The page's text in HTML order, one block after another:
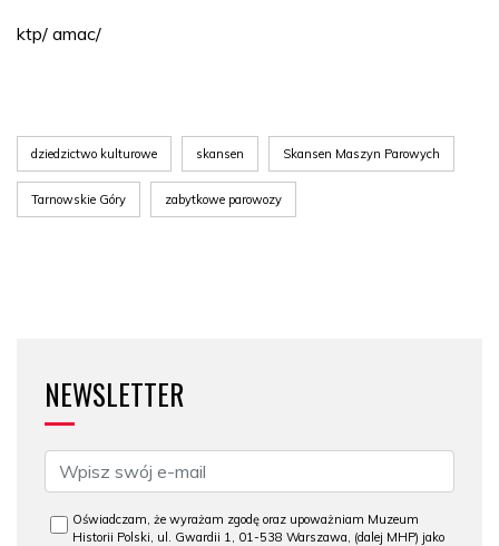
ktp/ amac/
dziedzictwo kulturowe skansen Skansen Maszyn Parowych
Tarnowskie Góry zabytkowe parowozy
NEWSLETTER
Oświadczam, że wyrażam zgodę oraz upoważniam Muzeum
Historii Polski, ul. Gwardii 1, 01-538 Warszawa, (dalej MHP) jako